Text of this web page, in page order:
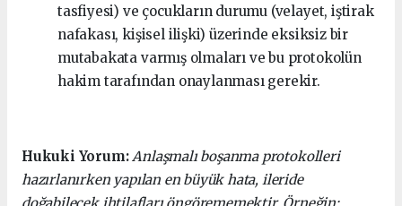
tasfiyesi) ve çocukların durumu (velayet, iştirak
nafakası, kişisel ilişki) üzerinde eksiksiz bir
mutabakata varmış olmaları ve bu protokolün
hakim tarafından onaylanması gerekir.
Hukuki Yorum: Anlaşmalı boşanma protokolleri
hazırlanırken yapılan en büyük hata, ileride